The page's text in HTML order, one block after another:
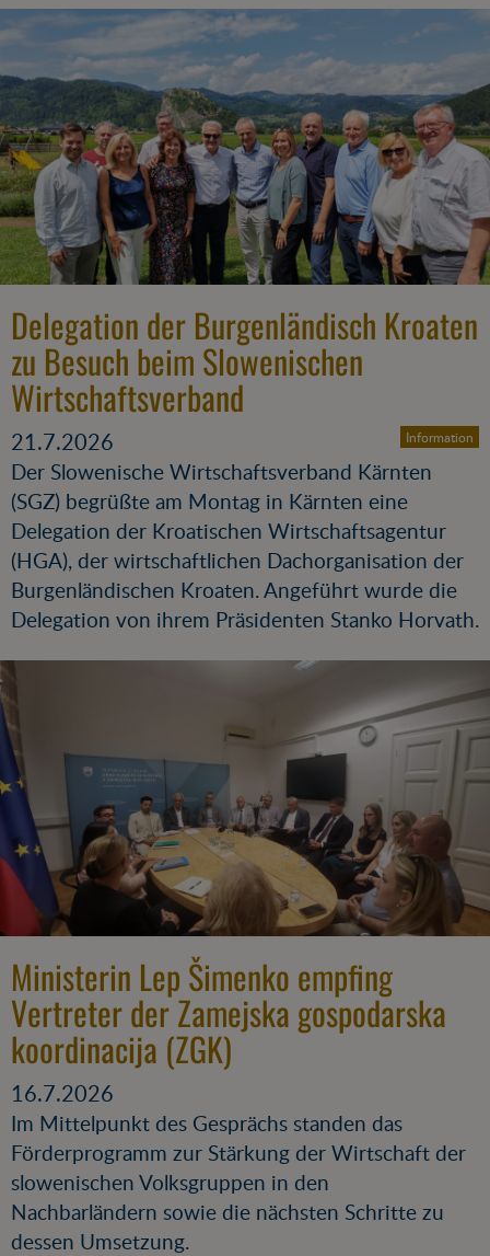
Delegation der Burgenländisch Kroaten
zu Besuch beim Slowenischen
Wirtschaftsverband
Information
21.7.2026
Der Slowenische Wirtschaftsverband Kärnten
(SGZ) begrüßte am Montag in Kärnten eine
Delegation der Kroatischen Wirtschaftsagentur
(HGA), der wirtschaftlichen Dachorganisation der
Burgenländischen Kroaten. Angeführt wurde die
Delegation von ihrem Präsidenten Stanko Horvath.
Ministerin Lep Šimenko empfing
Vertreter der Zamejska gospodarska
koordinacija (ZGK)
16.7.2026
Im Mittelpunkt des Gesprächs standen das
Förderprogramm zur Stärkung der Wirtschaft der
slowenischen Volksgruppen in den
Nachbarländern sowie die nächsten Schritte zu
dessen Umsetzung.